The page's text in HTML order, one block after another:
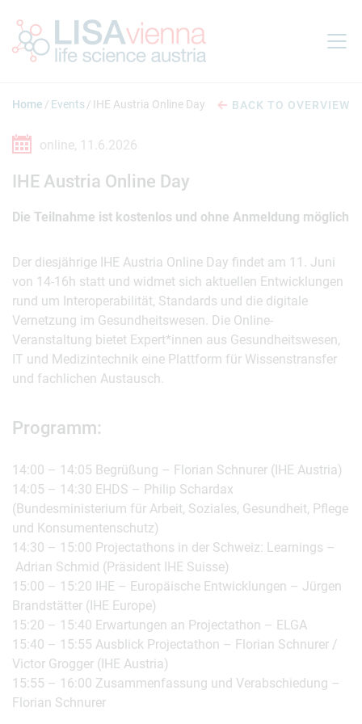
Home Events IHE Austria Online Day BACK TO OVERVIEW
online, 11.6.2026
IHE Austria Online Day
Die Teilnahme ist kostenlos und ohne Anmeldung möglich
Der diesjährige IHE Austria Online Day findet am 11. Juni
von 14-16h statt und widmet sich aktuellen Entwicklungen
rund um Interoperabilität, Standards und die digitale
Vernetzung im Gesundheitswesen. Die Online-
Veranstaltung bietet Expert*innen aus Gesundheitswesen,
IT und Medizintechnik eine Plattform für Wissenstransfer
und fachlichen Austausch.
Programm:
14:00 – 14:05 Begrüßung – Florian Schnurer (IHE Austria)
14:05 – 14:30 EHDS – Philip Schardax
(Bundesministerium für Arbeit, Soziales, Gesundheit, Pflege
und Konsumentenschutz)
14:30 – 15:00 Projectathons in der Schweiz: Learnings –
Adrian Schmid (Präsident IHE Suisse)
15:00 – 15:20 IHE – Europäische Entwicklungen – Jürgen
Brandstätter (IHE Europe)
15:20 – 15:40 Erwartungen an Projectathon – ELGA
15:40 – 15:55 Ausblick Projectathon – Florian Schnurer /
Victor Grogger (IHE Austria)
15:55 – 16:00 Zusammenfassung und Verabschiedung –
Florian Schnurer